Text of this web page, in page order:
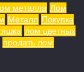
металла Лом
Металл Покупка
лом цветных
продать лом